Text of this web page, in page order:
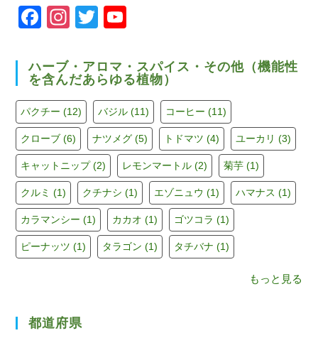
F
c
e
b
o
o
k
In
a
gr
a
m
T
tt
er
u
T
u
b
e
C
h
a
n
n
ハーブ・アロマ・スパイス・その他（機能性
を含んだあらゆる植物）
パクチー (12) バジル (11) コーヒー (11)
クローブ (6) ナツメグ (5) トドマツ (4) ユーカリ (3)
キャットニップ(2) レモンマートル (2) 菊芋 (1)
クルミ (1) クチナシ (1) エゾニュウ (1) ハマナス (1)
カラマンシー (1) カカオ (1) ゴツコラ (1)
ピーナッツ (1) タラゴン (1) タチバナ (1)
もっと見る
都道府県